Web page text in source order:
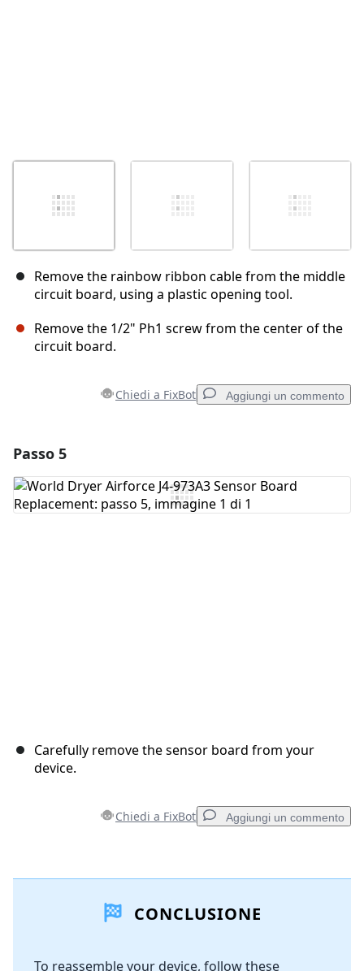
Remove the rainbow ribbon cable from the middle
circuit board, using a plastic opening tool.
Remove the 1/2" Ph1 screw from the center of the
circuit board.
Chiedi a FixBot Aggiungi un commento
Aggiungi Commento
Passo 5
Carefully remove the sensor board from your
device.
Chiedi a FixBot Aggiungi un commento
Aggiungi CommentoCONCLUSIONE
To reassemble your device, follow these